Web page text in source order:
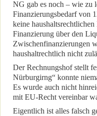
NG gab es noch – wie zu
Finanzierungsbedarf von
keine
Finanzierung über den
Zwischenfinanzierungen
haushaltrechtlich nicht
Der Rechnungshof stellt
Nürburgirng“ konnte
Es wurde auch nicht
mit EU-Recht vereinbar
Eigentlich ist alles falsch